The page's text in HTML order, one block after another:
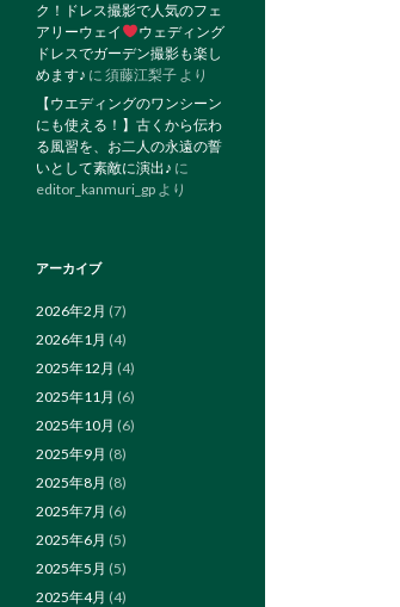
ク！ドレス撮影で人気のフェ
アリーウェイ
ウェディング
ドレスでガーデン撮影も楽し
めます♪ に 須藤江梨子 より
【ウエディングのワンシーン
にも使える！】古くから伝わ
る風習を、お二人の永遠の誓
いとして素敵に演出♪ に
editor_kanmuri_gp より
アーカイブ
2026年2月 (7)
2026年1月 (4)
2025年12月 (4)
2025年11月 (6)
2025年10月 (6)
2025年9月 (8)
2025年8月 (8)
2025年7月 (6)
2025年6月 (5)
2025年5月 (5)
2025年4月 (4)